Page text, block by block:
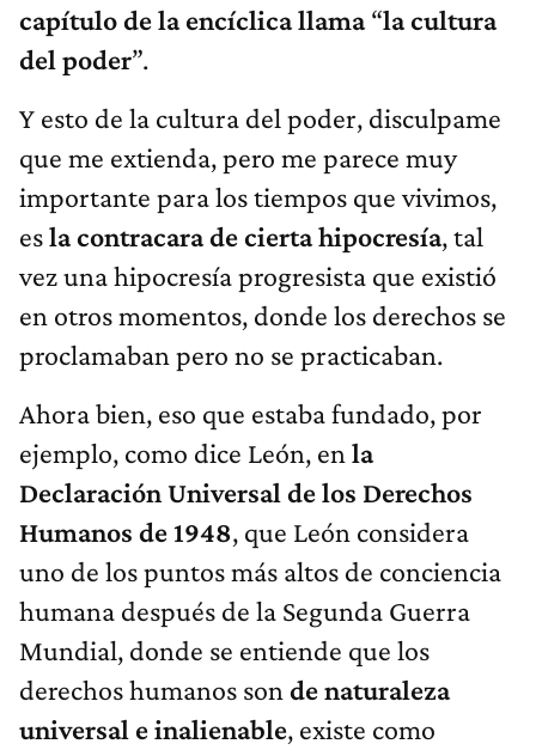
capítulo de la encíclica llama“la cultura
del poder”.
Y esto de la cultura del poder, disculpame
que me extienda, pero me parece muy
importante para los tiempos que vivimos,
esla contracara de cierta hipocresía, tal
vez una hipocresía progresista que existió
en otros momentos, donde los derechos se
proclamaban pero no se practicaban.
Ahora bien, eso que estaba fundado, por
ejemplo, como dice León, en la
Declaración Universal de los Derechos
Humanos de 1948, que León considera
uno de los puntos más altos de conciencia
humana después de la Segunda Guerra
Mundial, donde se entiende que los
derechos humanos son de naturaleza
universal e inalienable, existe como